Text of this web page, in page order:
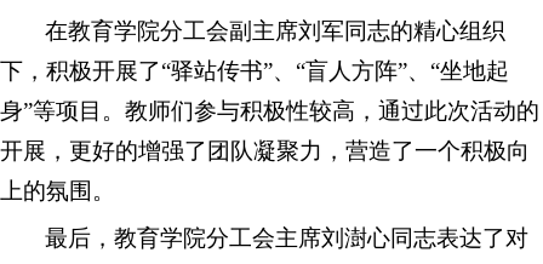
在教育学院分工会副主席刘军同志的精心组织
下，积极开展了“驿站传书”、“盲人方阵”、“坐地起
身”等项目。教师们参与积极性较高，通过此次活动的
开展，更好的增强了团队凝聚力，营造了一个积极向
上的氛围。
最后，教育学院分工会主席刘澍心同志表达了对